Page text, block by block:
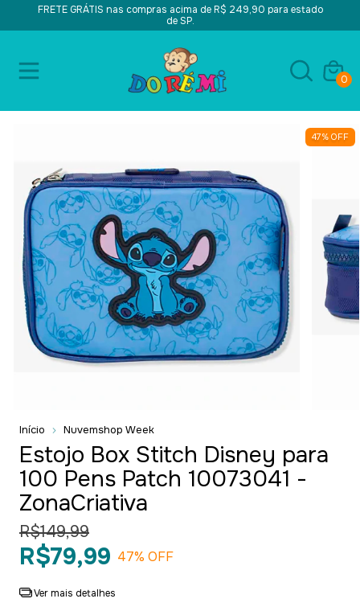
FRETE GRÁTIS nas compras acima de R$ 249,90 para estado
de SP.
0
47% OFF
Início Nuvemshop Week
Estojo Box Stitch Disney para
100 Pens Patch 10073041 -
ZonaCriativa
R$149,99
R$79,99 47% OFF
Ver mais detalhes